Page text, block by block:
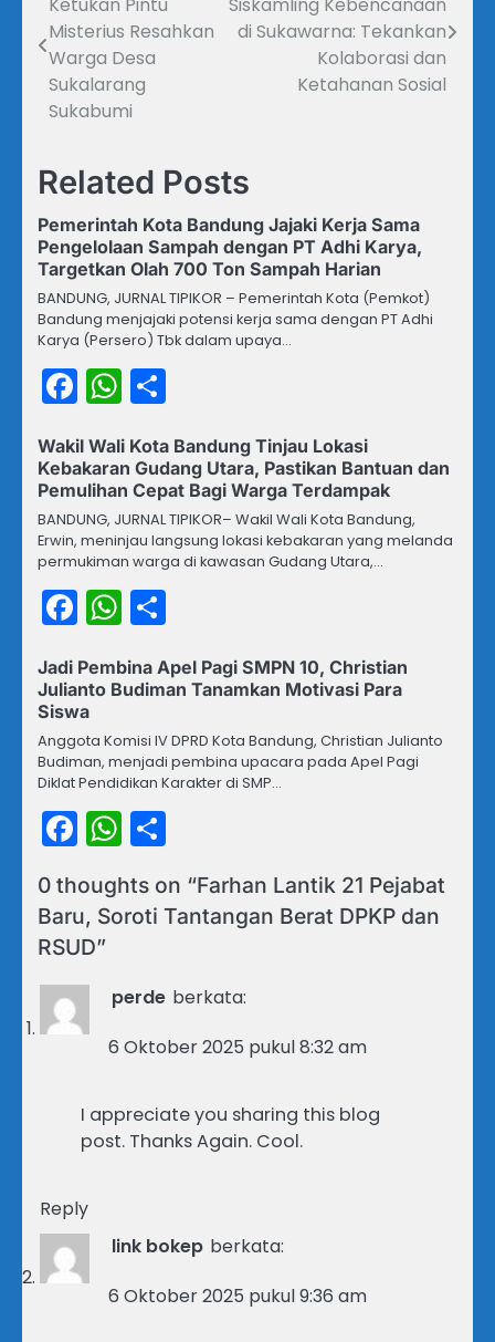
pos
Ketukan Pintu
Misterius Resahkan
Warga Desa
Sukalarang
Sukabumi
Siskamling Kebencanaan
di Sukawarna: Tekankan
Kolaborasi dan
Ketahanan Sosial
Related Posts
Pemerintah Kota Bandung Jajaki Kerja Sama
Pengelolaan Sampah dengan PT Adhi Karya,
Targetkan Olah 700 Ton Sampah Harian
BANDUNG, JURNAL TIPIKOR – Pemerintah Kota (Pemkot)
Bandung menjajaki potensi kerja sama dengan PT Adhi
Karya (Persero) Tbk dalam upaya…
Facebook
WhatsApp
Wakil Wali Kota Bandung Tinjau Lokasi
Kebakaran Gudang Utara, Pastikan Bantuan dan
Pemulihan Cepat Bagi Warga Terdampak
BANDUNG, JURNAL TIPIKOR– Wakil Wali Kota Bandung,
Erwin, meninjau langsung lokasi kebakaran yang melanda
permukiman warga di kawasan Gudang Utara,…
Facebook
WhatsApp
Jadi Pembina Apel Pagi SMPN 10, Christian
Julianto Budiman Tanamkan Motivasi Para
Siswa
Anggota Komisi IV DPRD Kota Bandung, Christian Julianto
Budiman, menjadi pembina upacara pada Apel Pagi
Diklat Pendidikan Karakter di SMP…
Facebook
WhatsApp
0 thoughts on “Farhan Lantik 21 Pejabat
Baru, Soroti Tantangan Berat DPKP dan
RSUD”
perde berkata:
6 Oktober 2025 pukul 8:32 am
I appreciate you sharing this blog
post. Thanks Again. Cool.
Reply
link bokep berkata:
6 Oktober 2025 pukul 9:36 am